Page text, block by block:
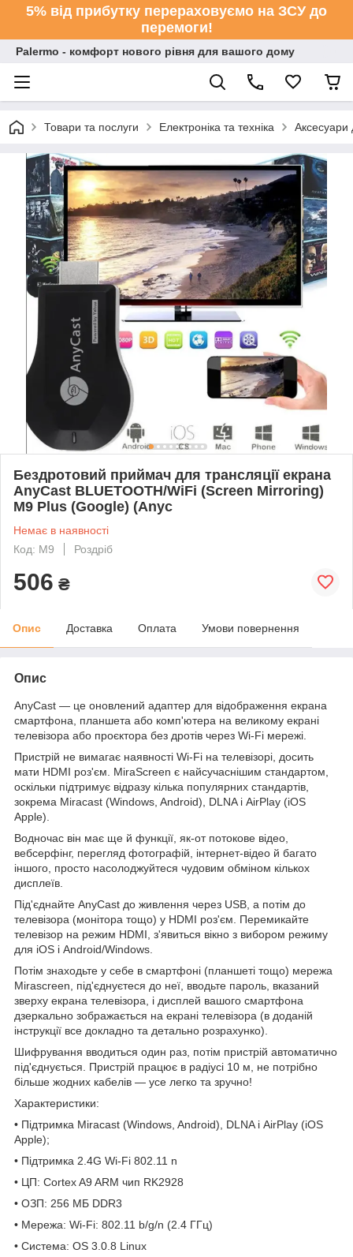
5% від прибутку перераховуємо на ЗСУ до
перемоги!
Palermo - комфорт нового рівня для вашого дому
Товари та послуги Електроніка та техніка Аксесуари
Бездротовий приймач для трансляції екрана
AnyCast BLUETOOTH/WiFi (Screen Mirroring)
M9 Plus (Google) (Anyc
Немає в наявності
Код: М9
Роздріб
506 ₴
Опис Доставка Оплата Умови повернення
Опис
AnyCast — це оновлений адаптер для відображення екрана
смартфона, планшета або комп'ютера на великому екрані
телевізора або проєктора без дротів через Wi-Fi мережі.
Пристрій не вимагає наявності Wi-Fi на телевізорі, досить
мати HDMI роз'єм. MiraScreen є найсучаснішим стандартом,
оскільки підтримує відразу кілька популярних стандартів,
зокрема Miracast (Windows, Android), DLNA і AirPlay (iOS
Apple).
Водночас він має ще й функції, як-от потокове відео,
вебсерфінг, перегляд фотографій, інтернет-відео й багато
іншого, просто насолоджуйтеся чудовим обміном кількох
дисплеїв.
Під'єднайте AnyCast до живлення через USB, а потім до
телевізора (монітора тощо) у HDMI роз'єм. Перемикайте
телевізор на режим HDMI, з'явиться вікно з вибором режиму
для iOS і Android/Windows.
Потім знаходьте у себе в смартфоні (планшеті тощо) мережа
Mirascreen, під'єднуєтеся до неї, вводьте пароль, вказаний
зверху екрана телевізора, і дисплей вашого смартфона
дзеркально зображається на екрані телевізора (в доданій
інструкції все докладно та детально розрахунко).
Шифрування вводиться один раз, потім пристрій автоматично
під'єднується. Пристрій працює в радіусі 10 м, не потрібно
більше жодних кабелів — усе легко та зручно!
Характеристики:
• Підтримка Miracast (Windows, Android), DLNA і AirPlay (iOS
Apple);
• Підтримка 2.4G Wi-Fi 802.11 n
• ЦП: Cortex A9 ARM чип RK2928
• ОЗП: 256 МБ DDR3
• Мережа: Wi-Fi: 802.11 b/g/n (2.4 ГГц)
• Система: OS 3.0.8 Linux